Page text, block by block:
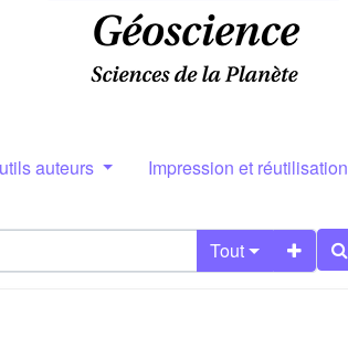
auteurs Impression et réutilisation
Tout